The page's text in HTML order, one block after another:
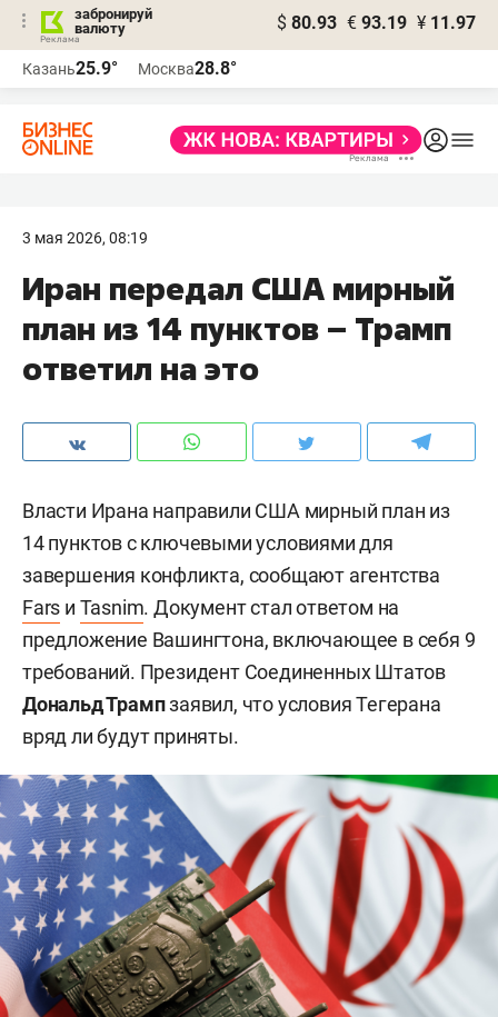
забронируй
валюту
$ 80.93 € 93.19 ¥ 11.97
Казань25.9° Москва28.8°
3 мая 2026, 08:19
Иран передал США мирный
план из 14 пунктов – Трамп
ответил на это
Власти Ирана направили США мирный план из
14 пунктов с ключевыми условиями для
завершения конфликта, сообщают агентства
Fars и Tasnim. Документ стал ответом на
предложение Вашингтона, включающее в себя 9
требований. Президент Соединенных Штатов
Дональд Трампзаявил, что условия Тегерана
вряд ли будут приняты.